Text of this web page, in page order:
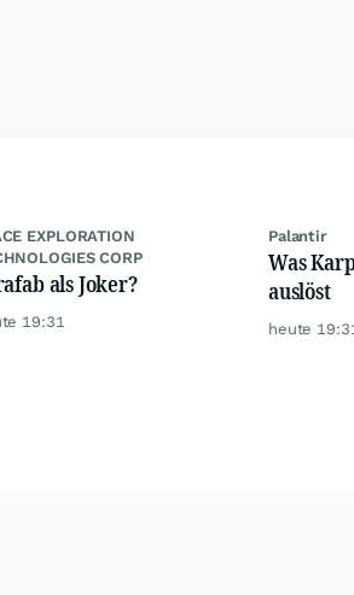
EXPLORATION
CORP
als Joker?
19:31
Palantir
Was
auslöst
heute